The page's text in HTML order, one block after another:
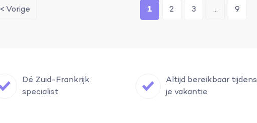
< Vorige 1 2 3 ... 9
Dé Zuid-Frankrijk
specialist
Altijd bereikbaar tijdens
je vakantie